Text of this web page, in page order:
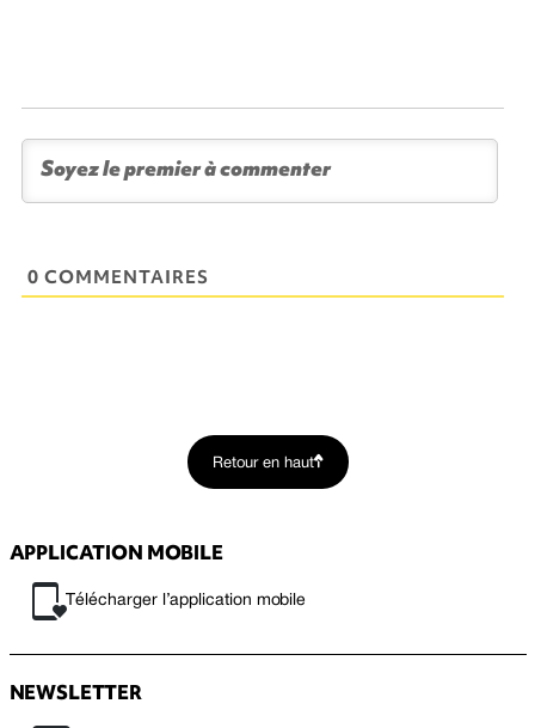
0 COMMENTAIRES
Retour en haut
APPLICATION MOBILE
Télécharger l’application mobile
NEWSLETTER